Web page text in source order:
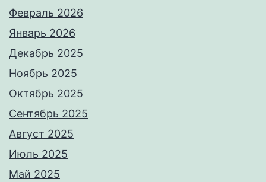
Февраль 2026
Январь 2026
Декабрь 2025
Ноябрь 2025
Октябрь 2025
Сентябрь 2025
Август 2025
Июль 2025
Май 2025